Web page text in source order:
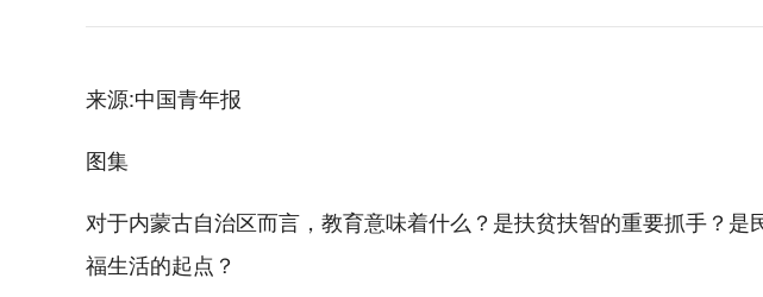
来源:中国青年报
图集
对于内蒙古自治区而言，教育意味着什么？是扶贫扶智的重要抓手？
福生活的起点？